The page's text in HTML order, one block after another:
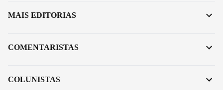
MAIS EDITORIAS
COMENTARISTAS
COLUNISTAS